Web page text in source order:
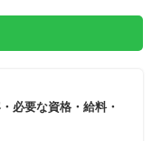
必要な資格・給料・